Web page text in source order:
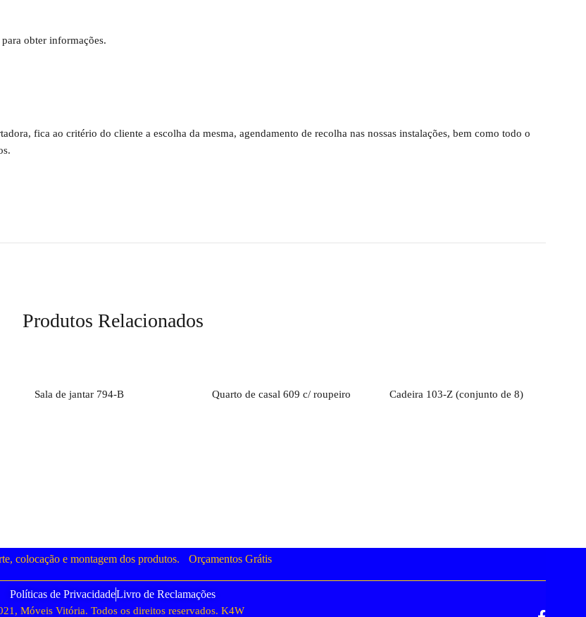
obter informações.
fica ao critério do cliente a escolha da mesma, agendamento de recolha nas nossas instalações, bem como todo o
Produtos Relacionados
Sala de jantar 794-B Quarto de casal 609 c/ roupeiro Cadeira 103-Z (conjunto de 8)
colocação e montagem dos produtos. Orçamentos Grátis
Políticas de PrivacidadeLivro de Reclamações
Móveis Vitória. Todos os direitos reservados. K4W